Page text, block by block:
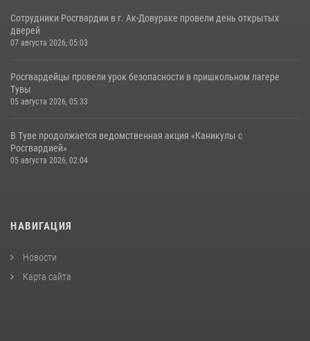
Сотрудники Росгвардии в г. Ак-Довураке провели день открытых
дверей
07 августа 2026, 05:03
Росгвардейцы провели урок безопасности в пришкольном лагере
Тувы
05 августа 2026, 05:33
В Туве продолжается ведомственная акция «Каникулы с
Росгвардией»
05 августа 2026, 02:04
НАВИГАЦИЯ
Новости
Карта сайта